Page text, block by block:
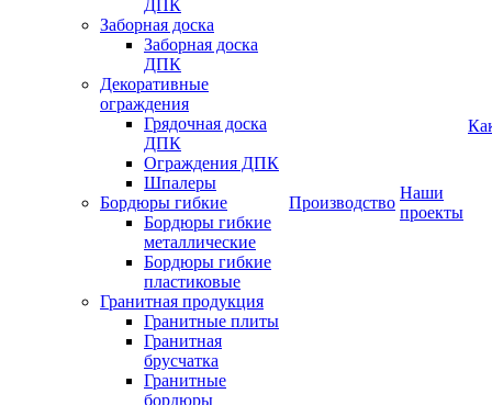
ДПК
Заборная доска
Заборная доска
ДПК
Декоративные
ограждения
Грядочная доска
ДПК
Ограждения ДПК
Шпалеры
Бордюры гибкие
Бордюры гибкие
металлические
Бордюры гибкие
пластиковые
Гранитная продукция
Гранитные плиты
Гранитная
брусчатка
Гранитные
бордюры
Производство
Наши
проекты